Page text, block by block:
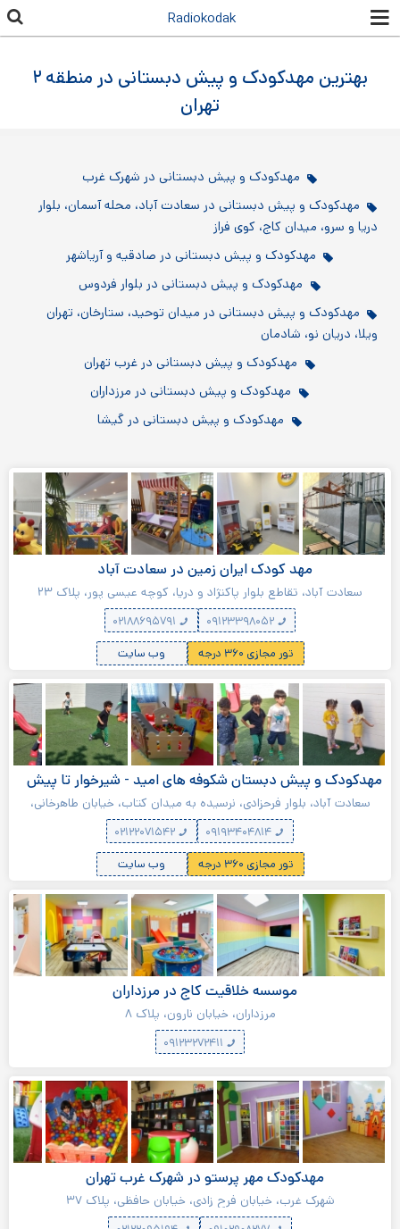
محتوای
Radiokodak
بهترین مهدکودک و پیش دبستانی در منطقه ۲
تهران
مهدکودک و پیش دبستانی در شهرک غرب
مهدکودک و پیش دبستانی در سعادت آباد، محله آسمان، بلوار
دریا و سرو، میدان کاج، کوی فراز
مهدکودک و پیش دبستانی در صادقیه و آریاشهر
مهدکودک و پیش دبستانی در بلوار فردوس
مهدکودک و پیش دبستانی در میدان توحید، ستارخان، تهران
ویلا، دریان نو، شادمان
مهدکودک و پیش دبستانی در غرب تهران
مهدکودک و پیش دبستانی در مرزداران
مهدکودک و پیش دبستانی در گیشا
مهد کودک ایران زمین در سعادت آباد
سعادت آباد، تقاطع بلوار پاکنژاد و دریا، کوچه عیسی پور، پلاک ۲۳
۰۹۱۲۳۳۹۸۰۵۲
تور مجازی ۳۶۰ درجه
وب سایت
مهدکودک و پیش دبستان شکوفه های امید - شیرخوار تا پیش
دبستان در سعادت آباد
سعادت آباد، بلوار فرحزادی، نرسیده به میدان کتاب، خیابان طاهرخانی،
خیابان میلاد، کوچه ارغوان دوم غربی، پلاک ٣
تور مجازی ۳۶۰ درجه
وب سایت
موسسه خلاقیت کاج در مرزداران
مرزداران، خیابان نارون، پلاک ۸
مهدکودک مهر پرستو در شهرک غرب تهران
شهرک غرب، خیابان فرح زادی، خیابان حافظی، پلاک ۳۷